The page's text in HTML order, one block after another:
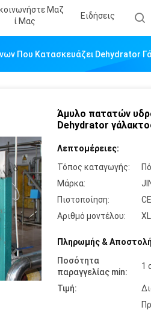
Μαζ
Ί Μας
Ειδήσεις
Που Κατασκευάζει Dehydrator
Άμυλο πατατών
Dehydrator
Λεπτομέρειες:
Τόπος καταγωγής:
Μάρκα:
Πιστοποίηση:
CE
Αριθμό μοντέλου:
Πληρωμής &
Ποσότητα
παραγγελίας min:
1
Τιμή: